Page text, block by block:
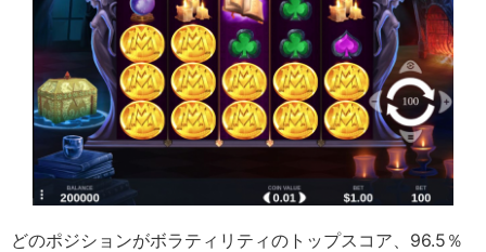
どのポジションがボラティリティのトップスコア、96.5％